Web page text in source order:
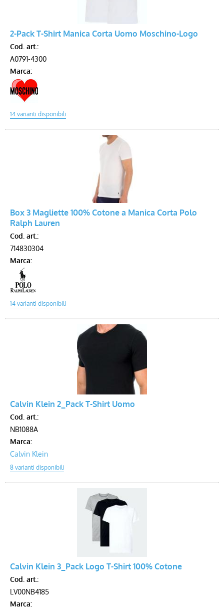
2-Pack T-Shirt Manica Corta Uomo Moschino-Logo
Cod. art.:
A0791-4300
Marca:
Box 3 Magliette 100% Cotone a Manica Corta Polo
Ralph Lauren
Cod. art.:
714830304
Marca:
Calvin Klein 2_Pack T-Shirt Uomo
Cod. art.:
NB1088A
Marca:
Calvin Klein
Calvin Klein 3_Pack Logo T-Shirt 100% Cotone
Cod. art.:
LV00NB4185
Marca: